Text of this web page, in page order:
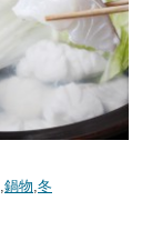
,鍋物,冬